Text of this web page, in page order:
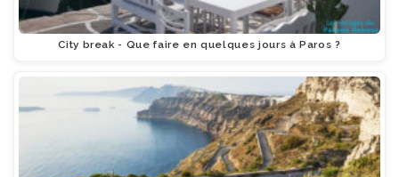
City break - Que faire en quelques jours à Paros ?